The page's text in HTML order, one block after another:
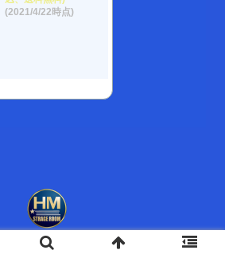
(2021/4/22時点)
NIHONKAI FACTORY.